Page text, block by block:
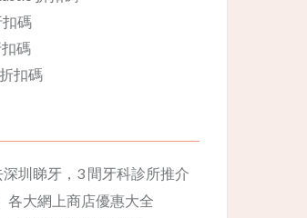
扣碼
碼
扣碼
圳睇牙，3 間牙科診所推介
各大網上商店優惠大全